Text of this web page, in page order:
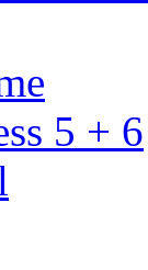
5 + 6